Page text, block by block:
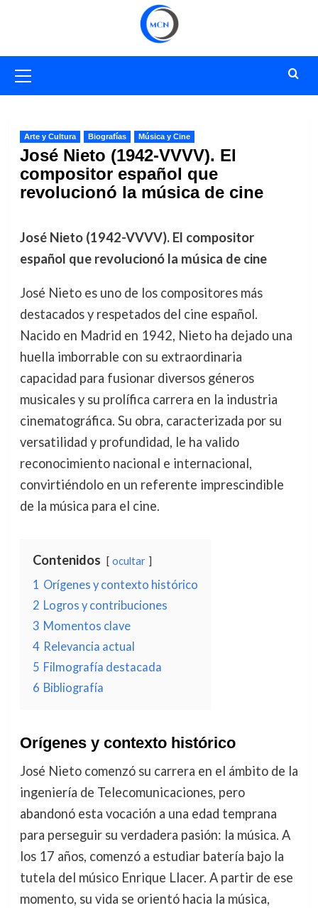
primario
Arte y Cultura Biografías Música y Cine
José Nieto (1942-VVVV). El
compositor español que
revolucionó la música de cine
José Nieto (1942-VVVV). El compositor
español que revolucionó la música de cine
José Nieto es uno de los compositores más
destacados y respetados del cine español.
Nacido en Madrid en 1942, Nieto ha dejado una
huella imborrable con su extraordinaria
capacidad para fusionar diversos géneros
musicales y su prolífica carrera en la industria
cinematográfica. Su obra, caracterizada por su
versatilidad y profundidad, le ha valido
reconocimiento nacional e internacional,
convirtiéndolo en un referente imprescindible
de la música para el cine.
Contenidos ocultar
1 Orígenes y contexto histórico
2 Logros y contribuciones
3 Momentos clave
4 Relevancia actual
5 Filmografía destacada
6 Bibliografía
Orígenes y contexto histórico
José Nieto comenzó su carrera en el ámbito de la
ingeniería de Telecomunicaciones, pero
abandonó esta vocación a una edad temprana
para perseguir su verdadera pasión: la música. A
los 17 años, comenzó a estudiar batería bajo la
tutela del músico Enrique Llacer. A partir de ese
momento, su vida se orientó hacia la música,